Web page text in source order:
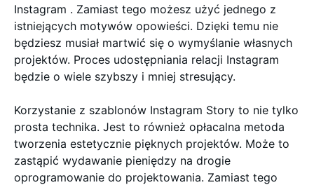
Instagram . Zamiast tego możesz użyć jednego z
istniejących motywów opowieści. Dzięki temu nie
będziesz musiał martwić się o wymyślanie własnych
projektów. Proces udostępniania relacji Instagram
będzie o wiele szybszy i mniej stresujący.
Korzystanie z szablonów Instagram Story to nie tylko
prosta technika. Jest to również opłacalna metoda
tworzenia estetycznie pięknych projektów. Może to
zastąpić wydawanie pieniędzy na drogie
oprogramowanie do projektowania. Zamiast tego